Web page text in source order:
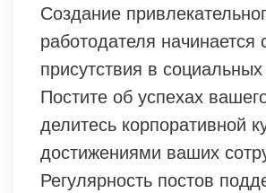
Создание
работодателя начинается
присутствия в социальных
Постите об успехах
делитесь корпоративной
достижениями ваших
Регулярность постов